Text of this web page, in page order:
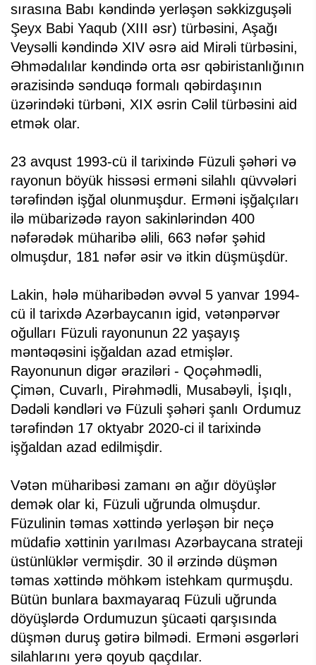
sırasına Babı kəndində yerləşən səkkizguşəli
Şeyx Babi Yaqub (XIII əsr) türbəsini, Aşağı
Veysəlli kəndində XIV əsrə aid Mirəli türbəsini,
Əhmədalılar kəndində orta əsr qəbiristanlığının
ərazisində sənduqə formalı qəbirdaşının
üzərindəki türbəni, XIX əsrin Cəlil türbəsini aid
etmək olar.
23 avqust 1993-cü il tarixində Füzuli şəhəri və
rayonun böyük hissəsi erməni silahlı qüvvələri
tərəfindən işğal olunmuşdur. Erməni işğalçıları
ilə mübarizədə rayon sakinlərindən 400
nəfərədək müharibə əlili, 663 nəfər şəhid
olmuşdur, 181 nəfər əsir və itkin düşmüşdür.
Lakin, hələ müharibədən əvvəl 5 yanvar 1994-
cü il tarixdə Azərbaycanın igid, vətənpərvər
oğulları Füzuli rayonunun 22 yaşayış
məntəqəsini işğaldan azad etmişlər.
Rayonunun digər əraziləri - Qoçəhmədli,
Çimən, Cuvarlı, Pirəhmədli, Musabəyli, İşıqlı,
Dədəli kəndləri və Füzuli şəhəri şanlı Ordumuz
tərəfindən 17 oktyabr 2020-ci il tarixində
işğaldan azad edilmişdir.
Vətən müharibəsi zamanı ən ağır döyüşlər
demək olar ki, Füzuli uğrunda olmuşdur.
Füzulinin təmas xəttində yerləşən bir neçə
müdafiə xəttinin yarılması Azərbaycana strateji
üstünlüklər vermişdir. 30 il ərzində düşmən
təmas xəttində möhkəm istehkam qurmuşdu.
Bütün bunlara baxmayaraq Füzuli uğrunda
döyüşlərdə Ordumuzun şücaəti qarşısında
düşmən duruş gətirə bilmədi. Erməni əsgərləri
silahlarını yerə qoyub qaçdılar.